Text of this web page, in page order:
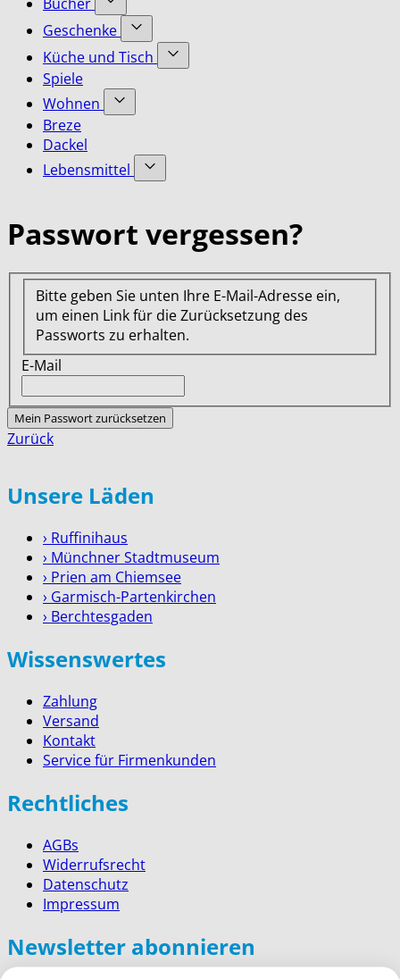
Accessoires
category
for
Bekleidung
category
Show
submenu
for
Bücher
Geschenke
Show
submenu
Küche und Tisch
Show
Spiele
Wohnen
Show
Wohnen
category
Breze
Dackel
Lebensmittel
Show
Lebensmittel
category
Passwort vergessen?
Bitte geben Sie unten Ihre E-Mail-Adresse ein,
um einen Link für die Zurücksetzung des
Passworts zu erhalten.
E-Mail
Mein Passwort zurücksetzen
Zurück
Unsere Läden
› Ruffinihaus
› Münchner Stadtmuseum
› Prien am Chiemsee
› Garmisch-Partenkirchen
› Berchtesgaden
Wissenswertes
Zahlung
Versand
Kontakt
Service für Firmenkunden
Rechtliches
AGBs
Widerrufsrecht
Datenschutz
Impressum
Newsletter abonnieren